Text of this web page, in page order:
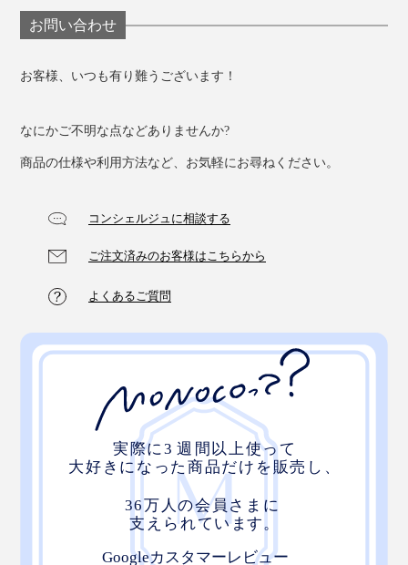
お問い合わせ
お客様、いつも有り難うございます！
なにかご不明な点などありませんか?
商品の仕様や利用方法など、お気軽にお尋ねください。
コンシェルジュに相談する
ご注文済みのお客様はこちらから
よくあるご質問